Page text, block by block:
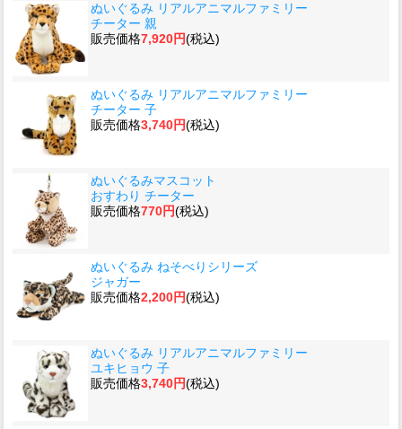
ぬいぐるみ リアルアニマルファミリー
チーター 親
販売価格7,920円(税込)
ぬいぐるみ リアルアニマルファミリー
チーター 子
販売価格3,740円(税込)
ぬいぐるみマスコット
おすわり チーター
販売価格770円(税込)
ぬいぐるみ ねそべりシリーズ
ジャガー
販売価格2,200円(税込)
ぬいぐるみ リアルアニマルファミリー
ユキヒョウ 子
販売価格3,740円(税込)